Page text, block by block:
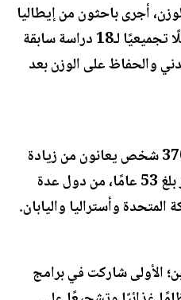
أجرى باحثون من إيطاليا
ولبنان مراجعة منهجية وتحليلًا تجميعيًا لـ18 دراسة سابقة
والحفاظ على الوزن بعد
وشملت الدراسات أكثر من 3700 شخص يعانون من زيادة
الوزن أو السمنة، بمتوسط عمر بلغ 53 عامًا، من دول عدة
المتحدة وأستراليا واليابان.
الأولى شاركت في برامج